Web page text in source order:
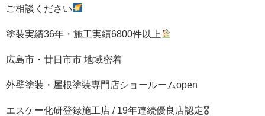
ご相談ください
塗装実績36年・施工実績6800件以上
広島市・廿日市市 地域密着
外壁塗装・屋根塗装専門店ショールームopen
エスケー化研登録施工店 / 19年連続優良店認定🎖